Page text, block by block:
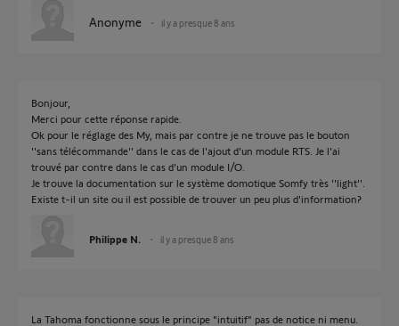
Anonyme il y a presque 8 ans
Bonjour,
Merci pour cette réponse rapide.
Ok pour le réglage des My, mais par contre je ne trouve pas le bouton
''sans télécommande'' dans le cas de l'ajout d'un module RTS. Je l'ai
trouvé par contre dans le cas d'un module I/O.
Je trouve la documentation sur le système domotique Somfy très ''light''.
Existe t-il un site ou il est possible de trouver un peu plus d'information?
Philippe N. il y a presque 8 ans
La Tahoma fonctionne sous le principe "intuitif" pas de notice ni menu.